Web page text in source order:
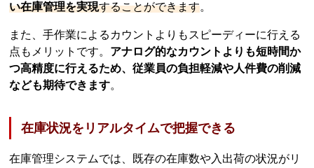
い在庫管理を実現することができます。
また、手作業によるカウントよりもスピーディーに行える
点もメリットです。 アナログ的なカウントよりも短時間か
つ高精度に行えるため、従業員の負担軽減や人件費の削減
なども期待できます。
在庫状況をリアルタイムで把握できる
在庫管理システムでは、既存の在庫数や入出荷の状況がリ